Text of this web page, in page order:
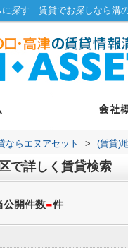
探す｜賃貸でお探しなら溝
ならエヌアセット > (賃貸)
で詳しく賃貸検索
公開件数-件